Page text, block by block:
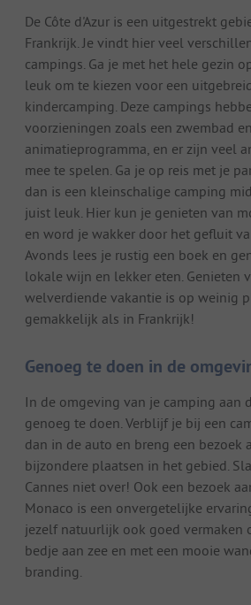
De Côte d'Azur is een uitgestrekt
Frankrijk. Je vindt hier veel
campings. Ga je met het hele gezin
leuk om te kiezen voor een
kindercamping. Deze campings
voorzieningen zoals een zwembad
animatieprogramma, en er zijn veel
mee te spelen. Ga je op reis met je
dan is een kleinschalige camping
juist leuk. Hier kun je genieten van
en word je wakker door het gefluit
Avonds lees je rustig een boek en
lokale wijn en lekker eten. Genieten
welverdiende vakantie is op weinig
gemakkelijk als in Frankrijk!
Genoeg te doen in de
In de omgeving van je camping aan
genoeg te doen. Verblijf je bij een
dan in de auto en breng een bezoek
bijzondere plaatsen in het gebied.
Cannes niet over! Ook een bezoek
Monaco is een onvergetelijke
jezelf natuurlijk ook goed vermaken
bedje aan zee en met een mooie
branding.